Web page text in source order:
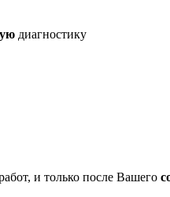
диагностику
и только после Вашего